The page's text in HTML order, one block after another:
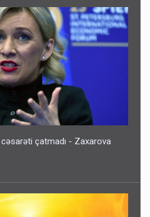
çatmadı - Zaxarova